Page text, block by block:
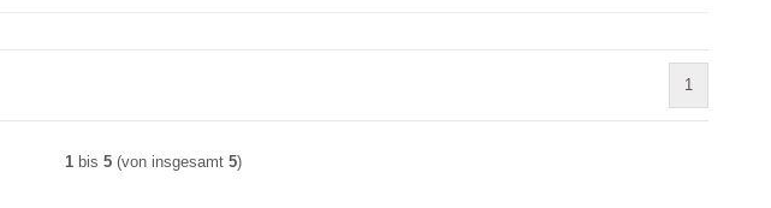
1
1 bis5 (von insgesamt5)